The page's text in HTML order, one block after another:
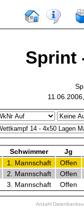
Sprint
Schwimmer
Jg
1. Mannschaft
Offen
2. Mannschaft
Offen
3. Mannschaft Offen
Anzahl